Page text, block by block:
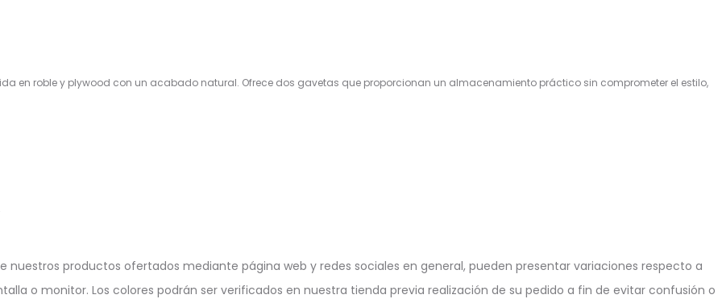
en roble y plywood con un acabado natural. Ofrece dos gavetas que proporcionan un almacenamiento práctico sin comprometer el estilo,
de nuestros productos ofertados mediante página web y redes sociales en general, pueden presentar variaciones respecto a
o monitor. Los colores podrán ser verificados en nuestra tienda previa realización de su pedido a fin de evitar confusión o